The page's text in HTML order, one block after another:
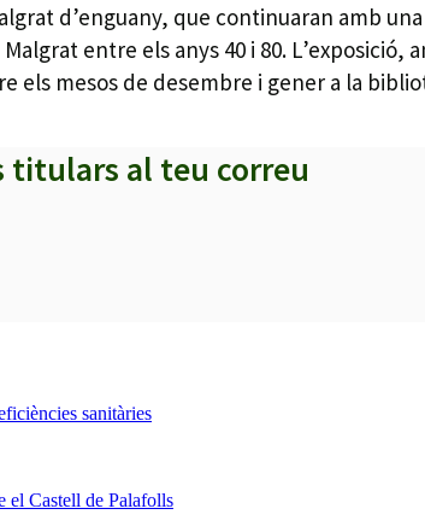
d’enguany, que continuaran amb
entre els anys 40 i 80.
els mesos de desembre i gener a la
titulars al teu correu
sanitàries
el Castell de Palafolls